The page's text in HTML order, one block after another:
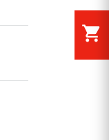
shopping_cart